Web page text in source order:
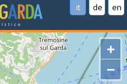
it de en
+
−